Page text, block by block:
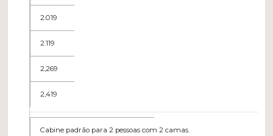
2.019
2.119
2,269
2,419
Cabine padrão para 2 pessoas com 2 camas.